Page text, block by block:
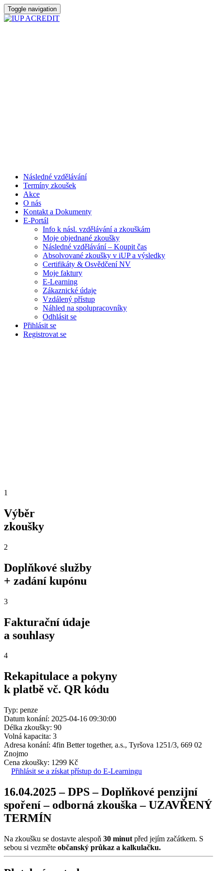
Toggle navigation
Následné vzdělávání
Termíny zkoušek
Akce
O nás
Kontakt a Dokumenty
E-Portál
Info k násl. vzdělávání a zkouškám
Moje objednané zkoušky
Následné vzdělávání – Koupit čas
Absolvované zkoušky v iUP a výsledky
Certifikáty & Osvědčení NV
Moje faktury
E-Learning
Zákaznické údaje
Vzdálený přístup
Náhled na spolupracovníky
Odhlásit se
Přihlásit se
Registrovat se
1
Výběr
zkoušky
2
Doplňkové služby
+ zadání kupónu
3
Fakturační údaje
a souhlasy
4
Rekapitulace a pokyny
k platbě vč. QR kódu
Typ: penze
Datum konání: 2025-04-16 09:30:00
Délka zkoušky: 90
Volná kapacita: 3
Adresa konání: 4fin Better together, a.s., Tyršova 1251/3, 669 02
Znojmo
Cena zkoušky: 1299 Kč
Přihlásit se a získat přístup do E-Learningu
16.04.2025 – DPS – Doplňkové penzijní
spoření – odborná zkouška – UZAVŘENÝ
TERMÍN
Na zkoušku se dostavte alespoň 30 minut před jejím začátkem. S
sebou si vezměte občanský průkaz a kalkulačku.